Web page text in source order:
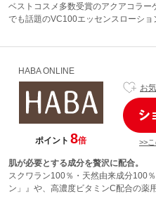
ベストコスメ多数受賞のアクアコラー
でも話題のVC100エッセンスローショ
HABA ONLINE
ポイント 8倍
お
>>
肌が必要とする成分を贅沢に配合。
スクワラン100％・天然由来成分100
ン」』や、高濃度ビタミンC配合の薬